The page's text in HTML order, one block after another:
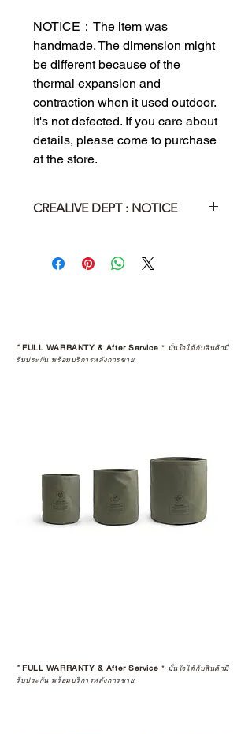
NOTICE：The item was
handmade. The dimension might
be different because of the
thermal expansion and
contraction when it used outdoor.
It's not defected. If you care about
details, please come to purchase
at the store.
CREALIVE DEPT : NOTICE
dimension might be different
because of the thermal expansion
details, please come to purchase at
the store.
*FULL WARRANTY & After Service * มั่นใจได้กับสินค้ามี
รับประกัน พร้อมบริการหลังการขาย
*FULL WARRANTY & After Service * มั่นใจได้กับสินค้ามี
รับประกัน พร้อมบริการหลังการขาย